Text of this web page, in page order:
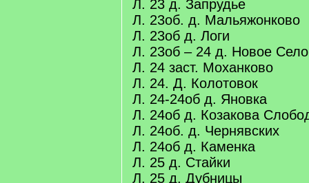
Л. 23 д. Запрудье
Л. 23об. д. Мальяжонково
Л. 23об д. Логи
Л. 23об – 24 д. Новое Село
Л. 24 заст. Моханково
Л. 24. Д. Колотовок
Л. 24-24об д. Яновка
Л. 24об д. Козакова
Л. 24об. д. Чернявских
Л. 24об д. Каменка
Л. 25 д. Стайки
Л. 25 д. Дубницы